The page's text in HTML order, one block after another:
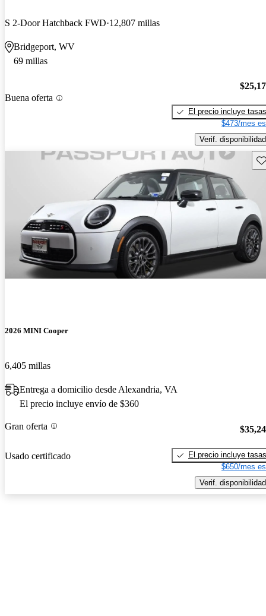
S 2-Door Hatchback FWD 12,807 millas
Bridgeport, WV
69 millas
Buena oferta
El precio incluye tasas
$473/mes
Verif. disponibilidad
2026 MINI Cooper
6,405 millas
Entrega a domicilio desde Alexandria, VA
El precio incluye envío de $360
Gran oferta
Usado certificado
El precio incluye tasas
$650/mes
Verif. disponibilidad